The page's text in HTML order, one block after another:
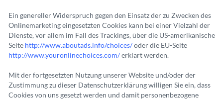
Ein genereller Widerspruch gegen den Einsatz der zu Zwecken des
Onlinemarketing eingesetzten Cookies kann bei einer Vielzahl der
Dienste, vor allem im Fall des Trackings, über die US-amerikanische
Seite http://www.aboutads.info/choices/oder die EU-Seite
http://www.youronlinechoices.com/erklärt werden.
Mit der fortgesetzten Nutzung unserer Website und/oder der
Zustimmung zu dieser Datenschutzerklärung willigen Sie ein, dass
Cookies von uns gesetzt werden und damit personenbezogene